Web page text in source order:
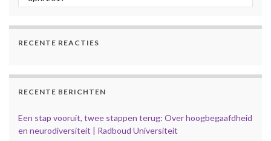
RECENTE REACTIES
RECENTE BERICHTEN
Een stap vooruit, twee stappen terug: Over hoogbegaafdheid
en neurodiversiteit | Radboud Universiteit